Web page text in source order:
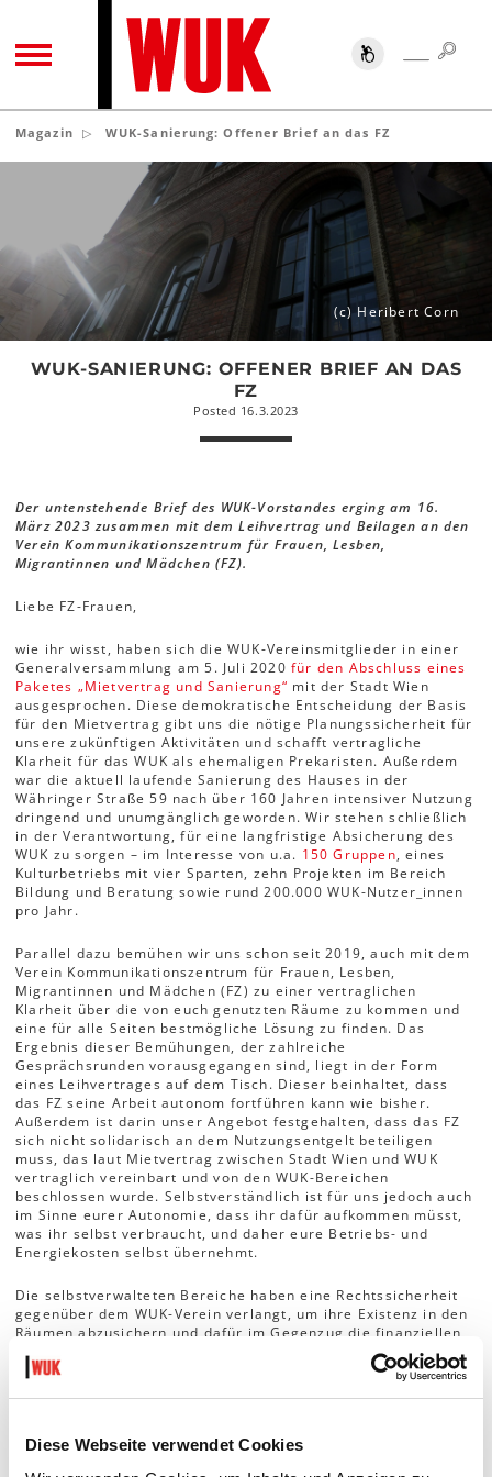
Diese Webseite verwendet Cookies
TOGGLE NAVIGATION SUCHE
Magazin WUK-Sanierung: Offener Brief an das FZ
Sanierung:
Brief
an
das
FZ
(c) Heribert Corn
WUK-SANIERUNG: OFFENER BRIEF AN DAS
FZ
Posted 16.3.2023
Der untenstehende Brief des WUK-Vorstandes erging am 16.
März 2023 zusammen mit dem Leihvertrag und Beilagen an den
Verein Kommunikationszentrum für Frauen, Lesben,
Migrantinnen und Mädchen (FZ).
Liebe FZ-Frauen,
wie ihr wisst, haben sich die WUK-Vereinsmitglieder in einer
Generalversammlung am 5. Juli 2020 für den Abschluss eines
Paketes „Mietvertrag und Sanierung“ mit der Stadt Wien
ausgesprochen. Diese demokratische Entscheidung der Basis
für den Mietvertrag gibt uns die nötige Planungssicherheit für
unsere zukünftigen Aktivitäten und schafft vertragliche
Klarheit für das WUK als ehemaligen Prekaristen. Außerdem
war die aktuell laufende Sanierung des Hauses in der
Währinger Straße 59 nach über 160 Jahren intensiver Nutzung
dringend und unumgänglich geworden. Wir stehen schließlich
in der Verantwortung, für eine langfristige Absicherung des
WUK zu sorgen – im Interesse von u.a. 150 Gruppen, eines
Kulturbetriebs mit vier Sparten, zehn Projekten im Bereich
Bildung und Beratung sowie rund 200.000 WUK-Nutzer_innen
pro Jahr.
Parallel dazu bemühen wir uns schon seit 2019, auch mit dem
Verein Kommunikationszentrum für Frauen, Lesben,
Migrantinnen und Mädchen (FZ) zu einer vertraglichen
Klarheit über die von euch genutzten Räume zu kommen und
eine für alle Seiten bestmögliche Lösung zu finden. Das
Ergebnis dieser Bemühungen, der zahlreiche
Gesprächsrunden vorausgegangen sind, liegt in der Form
eines Leihvertrages auf dem Tisch. Dieser beinhaltet, dass
das FZ seine Arbeit autonom fortführen kann wie bisher.
Außerdem ist darin unser Angebot festgehalten, dass das FZ
sich nicht solidarisch an dem Nutzungsentgelt beteiligen
muss, das laut Mietvertrag zwischen Stadt Wien und WUK
vertraglich vereinbart und von den WUK-Bereichen
beschlossen wurde. Selbstverständlich ist für uns jedoch auch
im Sinne eurer Autonomie, dass ihr dafür aufkommen müsst,
was ihr selbst verbraucht, und daher eure Betriebs- und
Energiekosten selbst übernehmt.
Die selbstverwalteten Bereiche haben eine Rechtssicherheit
gegenüber dem WUK-Verein verlangt, um ihre Existenz in den
Räumen abzusichern und dafür im Gegenzug die finanziellen
Beiträge zu leisten. Auch laut dem Mietvertrag mit der Stadt
Wien und dem Beschluss des Wiener Gemeinderates müssen
allen WUK-Vereinen unterschrieben wurde. Jetzt ist die Zeit